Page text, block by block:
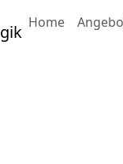
Home